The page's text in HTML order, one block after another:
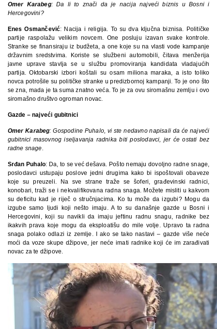
Omer Karabeg: Da li to znači da je nacija najveći biznis u Bosni i
Hercegovini?
Enes Osmančević: Nacija i religija. To su dva ključna biznisa. Političke
partije raspolažu velikim novcem. One posluju izavan svake kontrole.
Stranke se finansiraju iz budžeta, a one koje su na vlasti vode kampanje
državnim sredstvima. Koriste se službeni automobili, čitava menžerija
javne uprave stavlja se u službu promoviranja kandidata vladajućih
partija. Oktobarski izbori koštali su osam miliona maraka, a isto toliko
novca potrošile su političke stranke u predizbornoj kampanji. To je ono što
se zna, mada je ta suma znatno veća. To je za ovu siromašnu zemlju i ovo
siromašno društvo ogroman novac.
Gazde – najveći gubitnici
Omer Karabeg: Gospodine Puhalo, vi ste nedavno napisali da će najveći
gubitnici masovnog iseljavanja radnika biti poslodavci, jer će ostati bez
radne snage.
Srđan Puhalo: Da, to se već dešava. Pošto nemaju dovoljno radne snage,
poslodavci ustupaju poslove jedni drugima kako bi ispoštovali obaveze
koje su preuzeli. Na sve strane traže se šoferi, građevinski radnici,
konobari, traži se i nekvalifikovana radna snaga. Možete misliti u kakvom
su deficitu kad je riječ o stručnjacima. Ko tu može da izgubi? Mogu da
izgube samo ljudi koji nešto imaju. A to su današnje gazde u Bosni i
Hercegovini, koji su navikli da imaju jeftinu radnu snagu, radnike bez
ikakvih prava koje mogu da eksploatišu do mile volje. Upravo ta radna
snaga polako odlazi iz zemlje. I ako se tako nastavi – gazde više neće
moći da voze skupe džipove, jer neće imati radnike koji će im zarađivati
novac za te džipove.